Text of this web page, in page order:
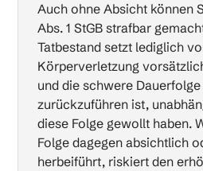
Auch ohne Absicht können
Abs. 1 StGB strafbar
Tatbestand setzt lediglich
Körperverletzung
und die schwere
zurückzuführen ist,
diese Folge gewollt haben.
Folge dagegen absichtlich
herbeiführt, riskiert den